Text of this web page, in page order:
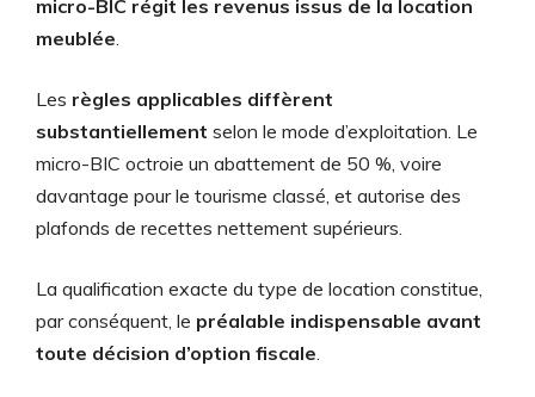
micro-BIC régit les revenus issus de la location
meublée.
Les règles applicables diffèrent
substantiellement selon le mode d’exploitation. Le
micro-BIC octroie un abattement de 50 %, voire
davantage pour le tourisme classé, et autorise des
plafonds de recettes nettement supérieurs.
La qualification exacte du type de location constitue,
par conséquent, le préalable indispensable avant
toute décision d’option fiscale.